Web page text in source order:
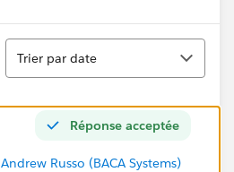
Tri
Trier par date
Réponse acceptée
Andrew Russo (BACA Systems)